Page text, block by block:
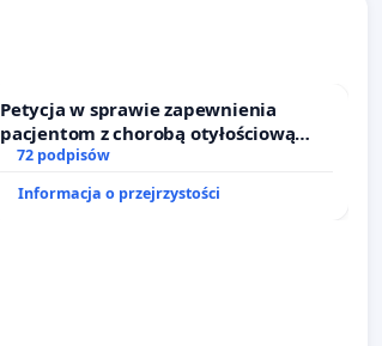
Petycja w sprawie zapewnienia
pacjentom z chorobą otyłościową
dostępu do kompleksowego leczenia
72 podpisów
Informacja o przejrzystości